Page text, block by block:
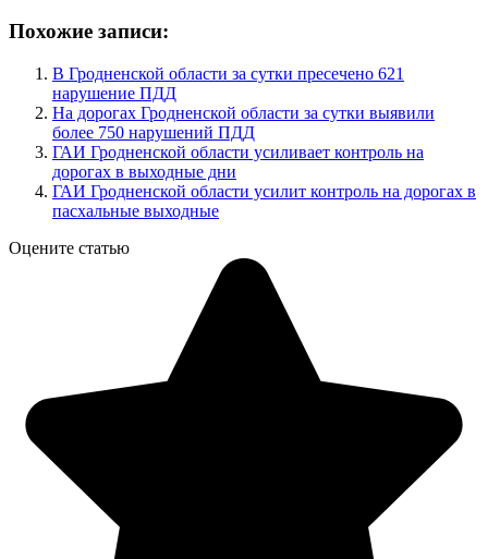
Похожие записи:
В Гродненской области за сутки пресечено 621
нарушение ПДД
На дорогах Гродненской области за сутки выявили
более 750 нарушений ПДД
ГАИ Гродненской области усиливает контроль на
дорогах в выходные дни
ГАИ Гродненской области усилит контроль на дорогах в
пасхальные выходные
Оцените статью